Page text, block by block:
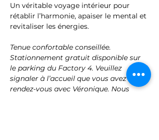
Un véritable voyage intérieur pour
rétablir l’harmonie, apaiser le mental et
revitaliser les énergies.
Tenue confortable conseillée.
Stationnement gratuit disponible sur
le parking du Factory 4. Veuillez
signaler à l’accueil que vous avez
rendez-vous avec Véronique. Nous